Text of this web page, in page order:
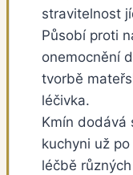
stravitelnost
Působí proti
onemocnění
tvorbě
léčivka.
Kmín dodává
kuchyni už
léčbě